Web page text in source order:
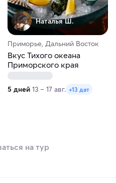
Наталья Ш.
Приморье, Дальний Восток
Вкус Тихого океана
Приморского края
5 дней 13 – 17 авг. +13 дат
на тур